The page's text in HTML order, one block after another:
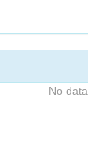
No data